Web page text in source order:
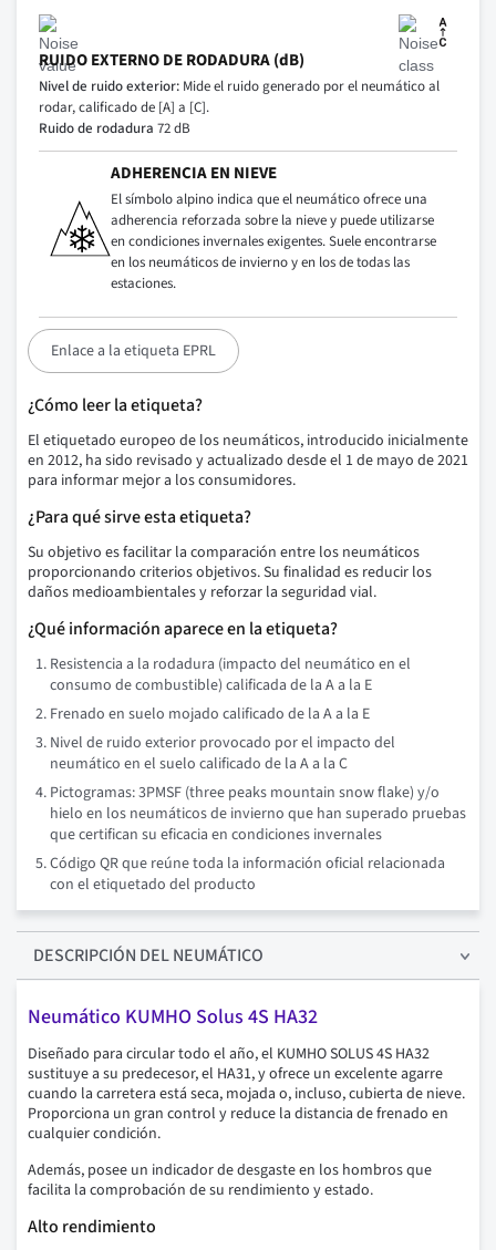
RUIDO EXTERNO DE RODADURA (dB)
Nivel de ruido exterior: Mide el ruido generado por el neumático al
rodar, calificado de [A] a [C].
Ruido de rodadura 72 dB
ADHERENCIA EN NIEVE
El símbolo alpino indica que el neumático ofrece una
adherencia reforzada sobre la nieve y puede utilizarse
en condiciones invernales exigentes. Suele encontrarse
en los neumáticos de invierno y en los de todas las
estaciones.
Enlace a la etiqueta EPRL
¿Cómo leer la etiqueta?
El etiquetado europeo de los neumáticos, introducido inicialmente
en 2012, ha sido revisado y actualizado desde el 1 de mayo de 2021
para informar mejor a los consumidores.
¿Para qué sirve esta etiqueta?
Su objetivo es facilitar la comparación entre los neumáticos
proporcionando criterios objetivos. Su finalidad es reducir los
daños medioambientales y reforzar la seguridad vial.
¿Qué información aparece en la etiqueta?
Resistencia a la rodadura (impacto del neumático en el
consumo de combustible) calificada de la A a la E
Frenado en suelo mojado calificado de la A a la E
Nivel de ruido exterior provocado por el impacto del
neumático en el suelo calificado de la A a la C
Pictogramas: 3PMSF (three peaks mountain snow flake) y/o
hielo en los neumáticos de invierno que han superado pruebas
que certifican su eficacia en condiciones invernales
Código QR que reúne toda la información oficial relacionada
con el etiquetado del producto
DESCRIPCIÓN DEL NEUMÁTICO
Neumático KUMHO Solus 4S HA32
Diseñado para circular todo el año, el KUMHO SOLUS 4S HA32
sustituye a su predecesor, el HA31, y ofrece un excelente agarre
cuando la carretera está seca, mojada o, incluso, cubierta de nieve.
Proporciona un gran control y reduce la distancia de frenado en
cualquier condición.
Además, posee un indicador de desgaste en los hombros que
facilita la comprobación de su rendimiento y estado.
Alto rendimiento